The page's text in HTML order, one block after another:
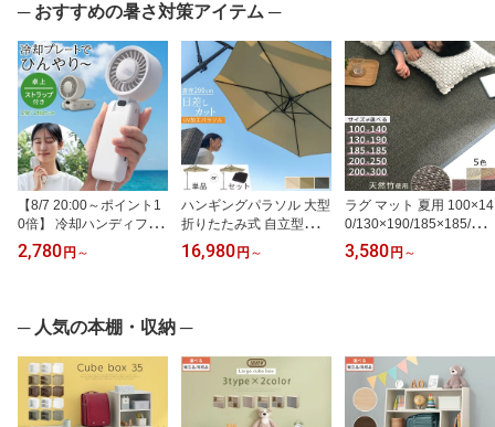
─ おすすめの暑さ対策アイテム ─
【8/7 20:00～ポイント1
0倍】 冷却ハンディファ
ン ハンディ扇風機 ハン
ディファン 冷却プレート
首掛け 3way カラビナ ス
トラップ付 熱中症対策
瞬間冷感 静音 Type-C U
SB充電 1個/2個セット ホ
ワイト/ライトグレー
2,780円 ～
ハンギングパラソル 大型
折りたたみ式 自立型ガー
デンパラソル 日よけ シ
ェード UVカット 紫外線
レー
16,980円 ～
ラグ マット 夏用 100×14
0/130×190/185×185/200
×250/200×300 cm おし
ゃれ ラグマット カーペ
止め 敷物 和モダン 竹ラ
グ 夏 全5色
3,580円 ～
─ 人気の本棚・収納 ─